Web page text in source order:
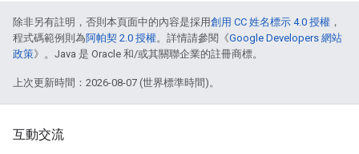
除非另有註明，否則本頁面中的內容是採用創用 CC 姓名標示 4.0 授權 ，
程式碼範例則為阿帕契 2.0 授權。詳情請參閱《Google Developers 網站
政策》。Java 是 Oracle 和/或其關聯企業的註冊商標。
上次更新時間：2026-08-07 (世界標準時間)。
互動交流